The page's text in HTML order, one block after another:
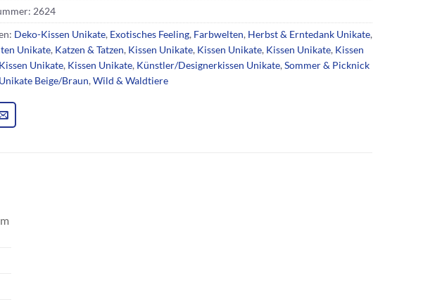
2624
Deko-Kissen Unikate, Exotisches Feeling, Farbwelten, Herbst & Erntedank Unikate,
Unikate, Katzen & Tatzen, Kissen Unikate, Kissen Unikate, Kissen Unikate, Kissen
Kissen Unikate, Kissen Unikate, Künstler/Designerkissen Unikate,Sommer & Picknick
Unikate Beige/Braun,Wild & Waldtiere